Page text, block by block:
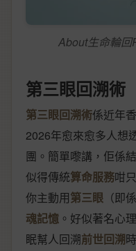
About生命輪
第三眼回溯術
第三眼回溯術係近年
2026年愈來愈多人想
團。簡單嚟講，佢係
似得傳統算命服務咁
你主動用第三眼 （即
魂記憶 。好似著名心
眠幫人回溯前世回溯